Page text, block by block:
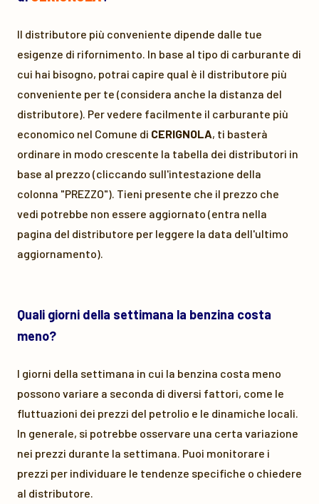
Il distributore più conveniente dipende dalle tue
esigenze di rifornimento. In base al tipo di carburante di
cui hai bisogno, potrai capire qual è il distributore più
conveniente per te (considera anche la distanza del
distributore). Per vedere facilmente il carburante più
economico nel Comune di CERIGNOLA, ti basterà
ordinare in modo crescente la tabella dei distributori in
base al prezzo (cliccando sull'intestazione della
colonna "PREZZO"). Tieni presente che il prezzo che
vedi potrebbe non essere aggiornato (entra nella
pagina del distributore per leggere la data dell'ultimo
aggiornamento).
Quali giorni della settimana la benzina costa
meno?
I giorni della settimana in cui la benzina costa meno
possono variare a seconda di diversi fattori, come le
fluttuazioni dei prezzi del petrolio e le dinamiche locali.
In generale, si potrebbe osservare una certa variazione
nei prezzi durante la settimana. Puoi monitorare i
prezzi per individuare le tendenze specifiche o chiedere
al distributore.